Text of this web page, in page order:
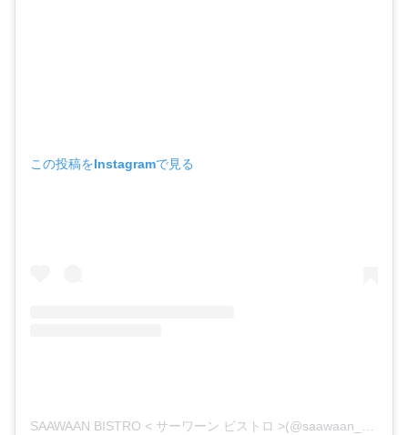
この投稿をInstagramで見る
SAAWAAN BISTRO < サーワーン ビストロ >(@saawaan_bistro)がシェアした投稿